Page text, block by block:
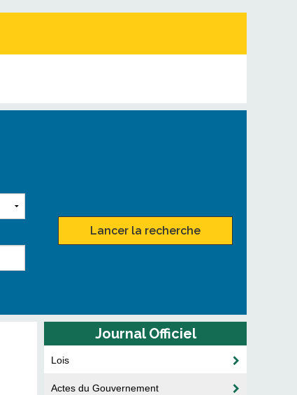
Lancer la recherche
Journal Officiel
Lois
Actes du Gouvernement